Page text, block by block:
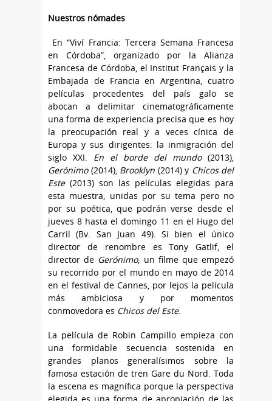
Nuestros nómades
En “Viví Francia: Tercera Semana Francesa
en Córdoba”, organizado por la Alianza
Francesa de Córdoba, el Institut Français y la
Embajada de Francia en Argentina, cuatro
películas procedentes del país galo se
abocan a delimitar cinematográficamente
una forma de experiencia precisa que es hoy
la preocupación real y a veces cínica de
Europa y sus dirigentes: la inmigración del
siglo XXI. En el borde del mundo(2013),
Gerónimo(2014), Brooklyn (2014) y Chicos del
Este (2013) son las películas elegidas para
esta muestra, unidas por su tema pero no
por su poética, que podrán verse desde el
jueves 8 hasta el domingo 11 en el Hugo del
Carril (Bv. San Juan 49). Si bien el único
director de renombre es Tony Gatlif, el
director de Gerónimo, un filme que empezó
su recorrido por el mundo en mayo de 2014
en el festival de Cannes, por lejos la película
más ambiciosa y por momentos
conmovedora es Chicos del Este.
La película de Robin Campillo empieza con
una formidable secuencia sostenida en
grandes planos generalísimos sobre la
famosa estación de tren Gare du Nord. Toda
la escena es magnífica porque la perspectiva